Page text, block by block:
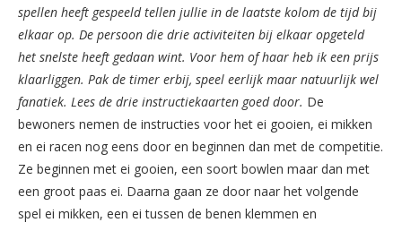
spellen heeft gespeeld tellen jullie in de laatste kolom de tijd bij
elkaar op. De persoon die drie activiteiten bij elkaar opgeteld
het snelste heeft gedaan wint. Voor hem of haar heb ik een prijs
klaarliggen. Pak de timer erbij, speel eerlijk maar natuurlijk wel
fanatiek. Lees de drie instructiekaarten goed door. De
bewoners nemen de instructies voor het ei gooien, ei mikken
en ei racen nog eens door en beginnen dan met de competitie.
Ze beginnen met ei gooien, een soort bowlen maar dan met
een groot paas ei. Daarna gaan ze door naar het volgende
spel ei mikken, een ei tussen de benen klemmen en